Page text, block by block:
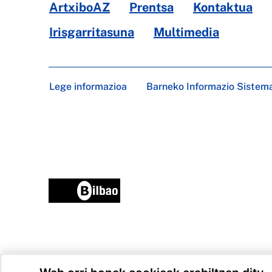
ArtxiboAZ Prentsa Kontaktua
Irisgarritasuna
Multimedia
Lege informazioa Barneko Informazio